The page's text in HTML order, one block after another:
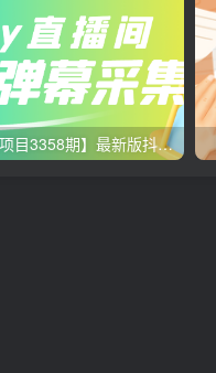
【副业项目3358期】最新版抖音直播间实时弹幕采集电脑永久版脚本加教程（抖音直播间怎么私信）